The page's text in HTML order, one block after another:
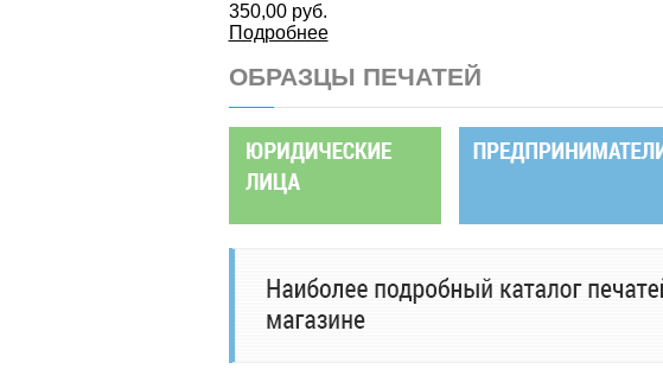
350,00 руб.
Подробнее
ОБРАЗЦЫ ПЕЧАТЕЙ